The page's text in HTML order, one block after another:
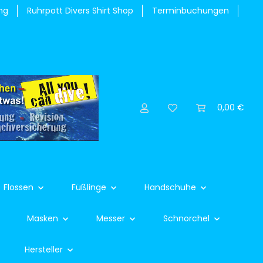
Ruhrpott Divers Shirt Shop Terminbuchungen
0,00 €
Flossen Füßlinge Handschuhe
Masken Messer Schnorchel
Hersteller